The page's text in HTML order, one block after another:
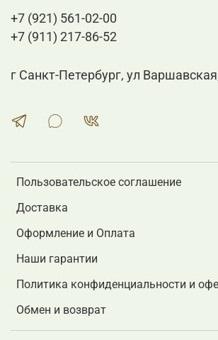
Пользовательское соглашение
Доставка
Оформление и Оплата
Наши гарантии
Политика конфиденциальности и
Обмен и возврат
+7 (921) 561-02-00
+7 (911) 217-86-52
г Санкт-Петербург, ул